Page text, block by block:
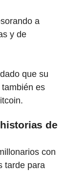
a
y de
que su
es
n.
de
s con
tarde para